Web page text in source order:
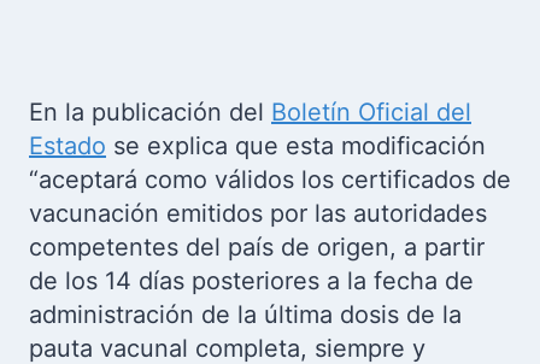
En la publicación del Boletín Oficial del
Estado se explica que esta modificación
“aceptará como válidos los certificados de
vacunación emitidos por las autoridades
competentes del país de origen, a partir
de los 14 días posteriores a la fecha de
administración de la última dosis de la
pauta vacunal completa, siempre y